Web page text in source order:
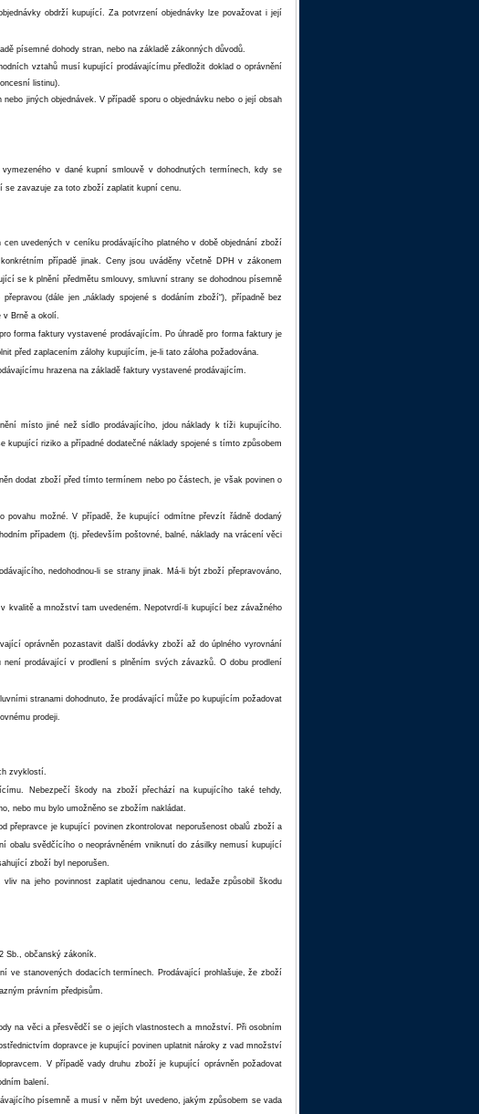
obdrží kupující. Za potvrzení objednávky lze považovat i její
písemné dohody stran, nebo na základě zákonných důvodů.
vztahů musí kupující prodávajícímu předložit doklad o oprávnění
listinu).
jiných objednávek. V případě sporu o objednávku nebo o její obsah
v dané kupní smlouvě v dohodnutých termínech, kdy se
zavazuje za toto zboží zaplatit kupní cenu.
uvedených v ceníku prodávajícího platného v době objednání zboží
případě jinak. Ceny jsou uváděny včetně DPH v zákonem
se k plnění předmětu smlouvy, smluvní strany se dohodnou písemně
(dále jen „náklady spojené s dodáním zboží“), případně bez
v Brně a okolí.
forma faktury vystavené prodávajícím. Po úhradě pro forma faktury je
před zaplacením zálohy kupujícím, je-li tato záloha požadována.
hrazena na základě faktury vystavené prodávajícím.
místo jiné než sídlo prodávajícího, jdou náklady k tíži kupujícího.
riziko a případné dodatečné náklady spojené s tímto způsobem
dodat zboží před tímto termínem nebo po částech, je však povinen o
možné. V případě, že kupující odmítne převzít řádně dodaný
případem (tj. především poštovné, balné, náklady na vrácení věci
nedohodnou-li se strany jinak. Má-li být zboží přepravováno,
a množství tam uvedeném. Nepotvrdí-li kupující bez závažného
oprávněn pozastavit další dodávky zboží až do úplného vyrovnání
prodávající v prodlení s plněním svých závazků. O dobu prodlení
stranami dohodnuto, že prodávající může po kupujícím požadovat
prodeji.
zvyklostí.
Nebezpečí škody na zboží přechází na kupujícího také tehdy,
nebo mu bylo umožněno se zbožím nakládat.
je kupující povinen zkontrolovat neporušenost obalů zboží a
obalu svědčícího o neoprávněném vniknutí do zásilky nemusí kupující
zboží byl neporušen.
na jeho povinnost zaplatit ujednanou cenu, ledaže způsobil škodu
Sb., občanský zákoník.
ve stanovených dodacích termínech. Prodávající prohlašuje, že zboží
právním předpisům.
na věci a přesvědčí se o jejích vlastnostech a množství. Při osobním
dopravce je kupující povinen uplatnit nároky z vad množství
V případě vady druhu zboží je kupující oprávněn požadovat
balení.
písemně a musí v něm být uvedeno, jakým způsobem se vada